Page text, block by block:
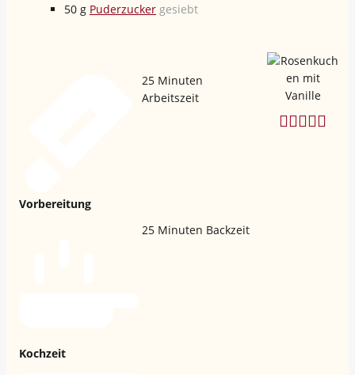
50 g Puderzucker gesiebt
Vorbereitung
25 Minuten
Arbeitszeit
Kochzeit
25 Minuten Backzeit